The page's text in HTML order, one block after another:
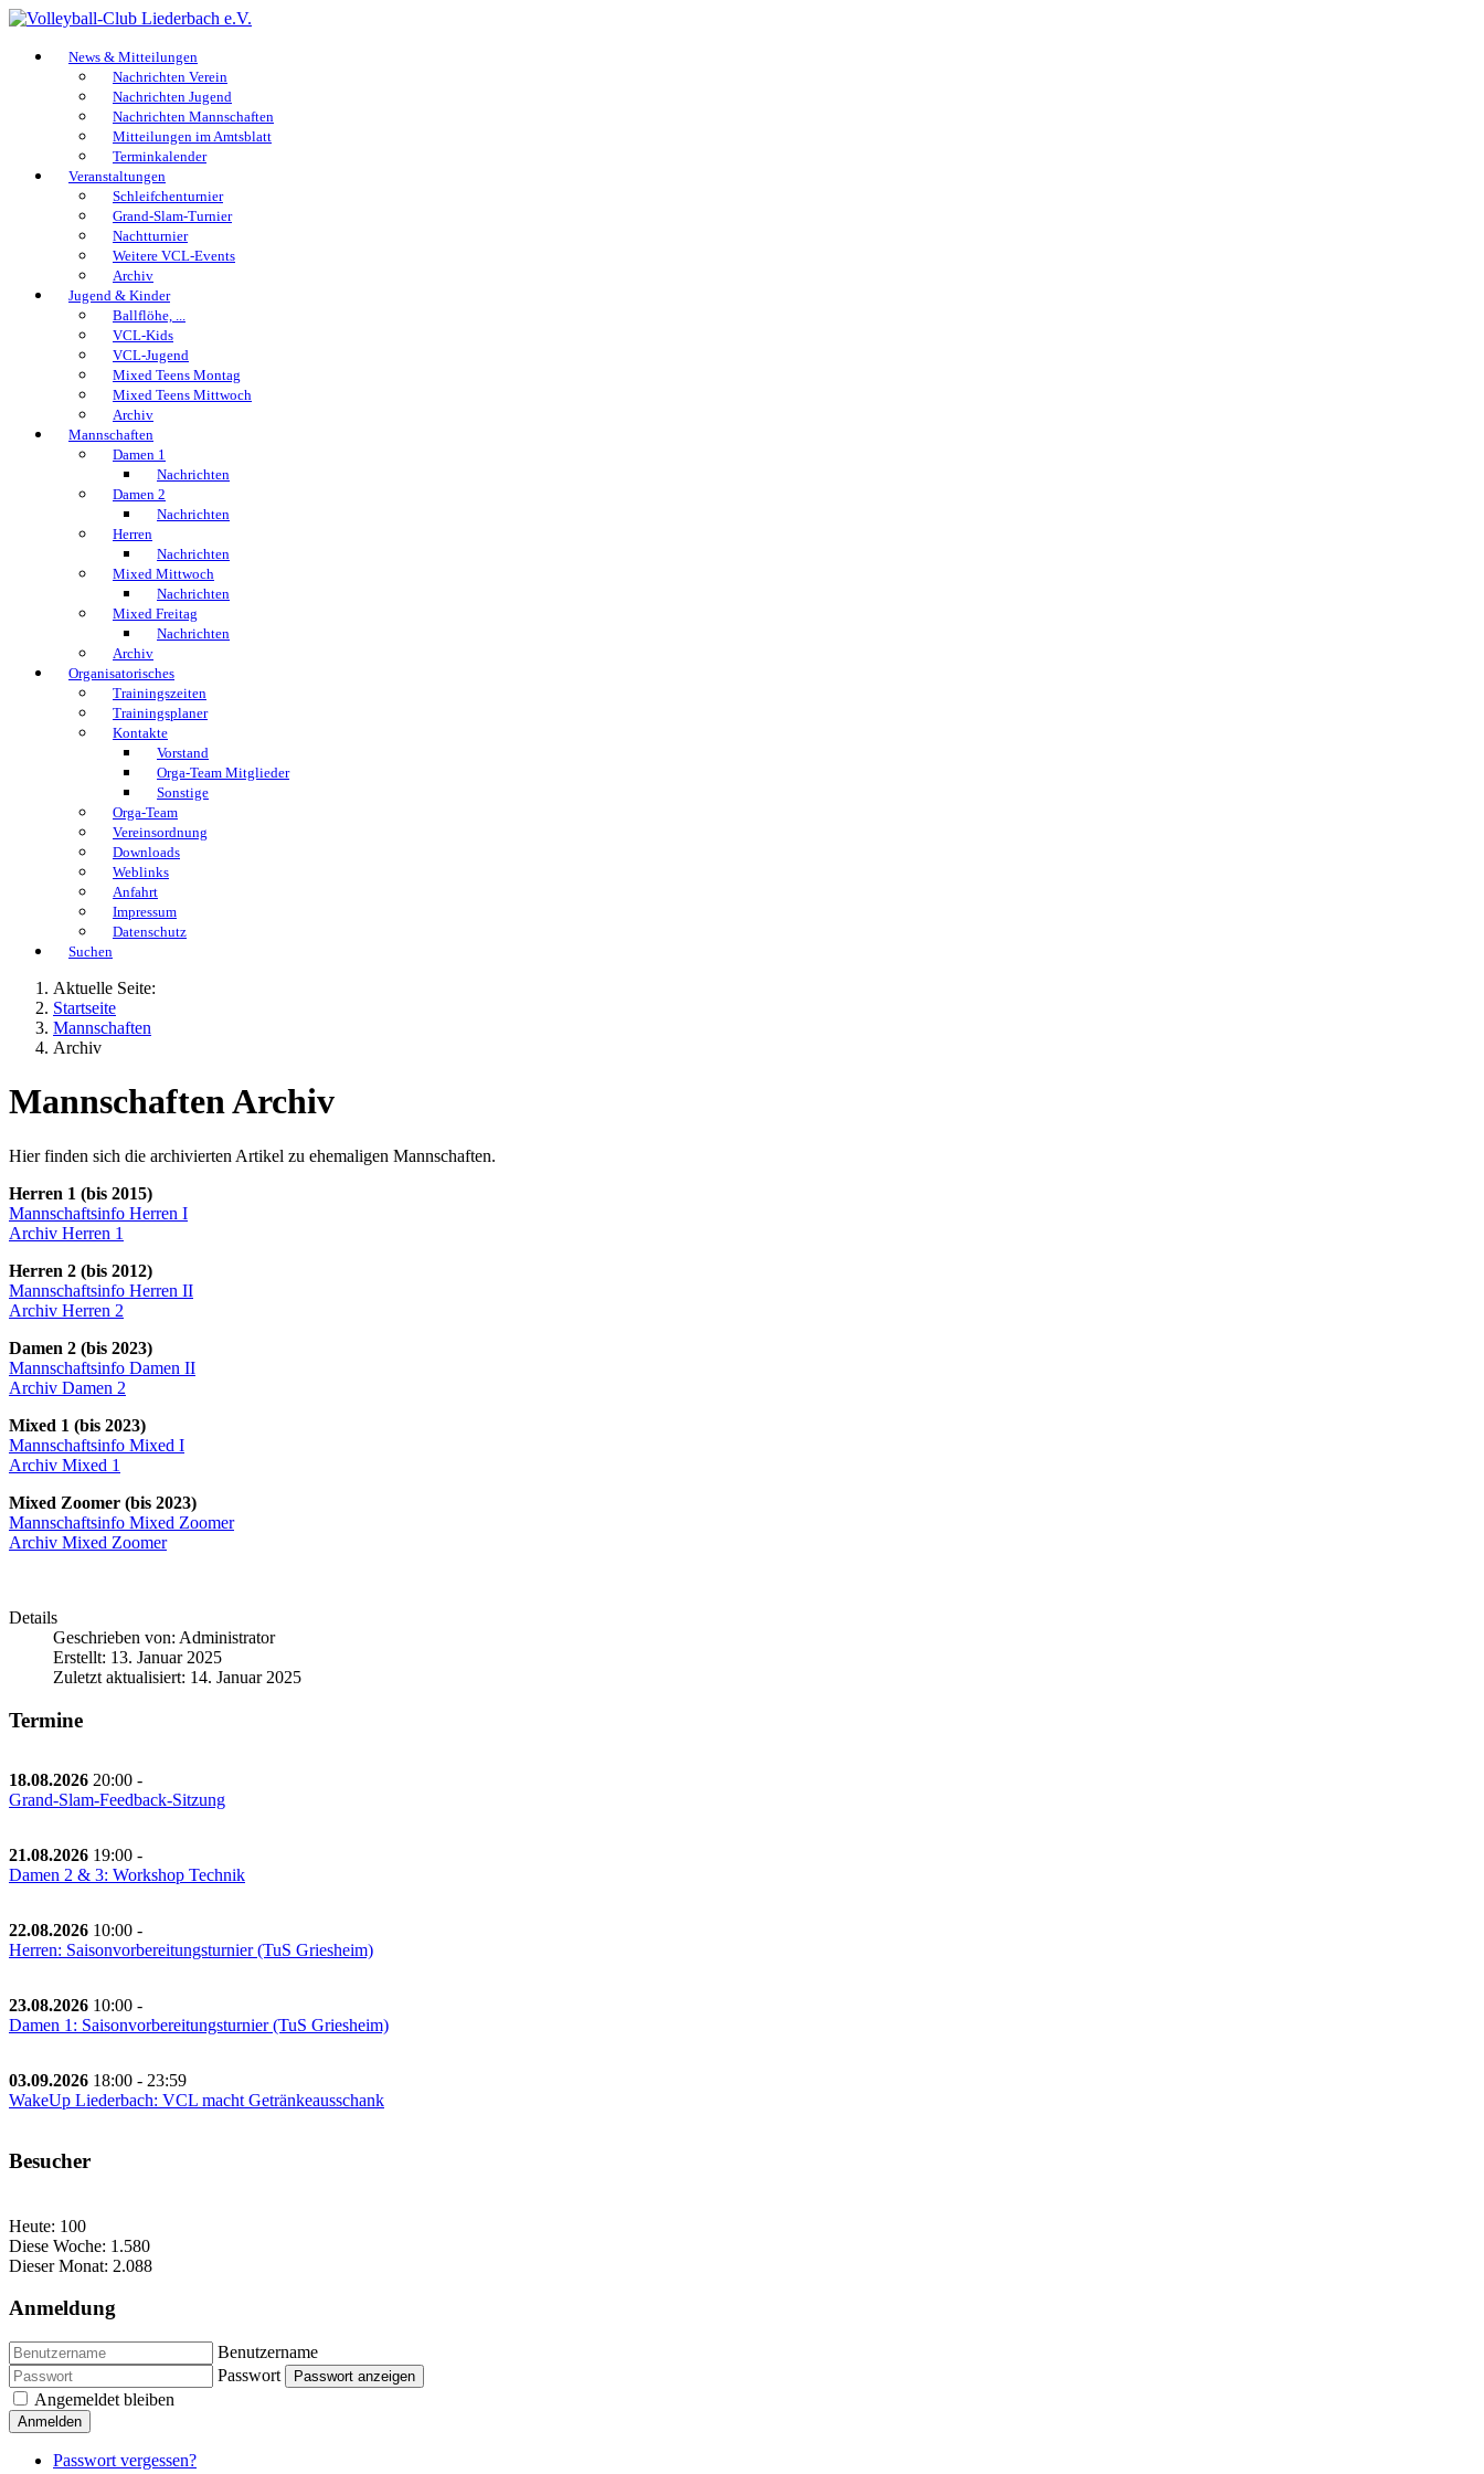
News & Mitteilungen
Nachrichten Verein
Nachrichten Jugend
Nachrichten Mannschaften
Mitteilungen im Amtsblatt
Terminkalender
Veranstaltungen
Schleifchenturnier
Grand-Slam-Turnier
Nachtturnier
Weitere VCL-Events
Archiv
Jugend & Kinder
Ballflöhe, ...
VCL-Kids
VCL-Jugend
Mixed Teens Montag
Mixed Teens Mittwoch
Archiv
Mannschaften
Damen 1
Nachrichten
Damen 2
Nachrichten
Herren
Nachrichten
Mixed Mittwoch
Nachrichten
Mixed Freitag
Nachrichten
Archiv
Organisatorisches
Trainingszeiten
Trainingsplaner
Kontakte
Vorstand
Orga-Team Mitglieder
Sonstige
Orga-Team
Vereinsordnung
Downloads
Weblinks
Anfahrt
Impressum
Datenschutz
Suchen
Aktuelle Seite:
Startseite
Mannschaften
Archiv
Mannschaften Archiv
Hier finden sich die archivierten Artikel zu ehemaligen Mannschaften.
Herren 1 (bis 2015)
Mannschaftsinfo Herren I
Archiv Herren 1
Herren 2 (bis 2012)
Mannschaftsinfo Herren II
Archiv Herren 2
Damen 2 (bis 2023)
Mannschaftsinfo Damen II
Archiv Damen 2
Mixed 1 (bis 2023)
Mannschaftsinfo Mixed I
Archiv Mixed 1
Mixed Zoomer (bis 2023)
Mannschaftsinfo Mixed Zoomer
Archiv Mixed Zoomer
Details
Geschrieben von: Administrator
Erstellt: 13. Januar 2025
Zuletzt aktualisiert: 14. Januar 2025
Termine
18.08.2026 20:00 -
Grand-Slam-Feedback-Sitzung
21.08.2026 19:00 -
Damen 2 & 3: Workshop Technik
22.08.2026 10:00 -
Herren: Saisonvorbereitungsturnier (TuS Griesheim)
23.08.2026 10:00 -
Damen 1: Saisonvorbereitungsturnier (TuS Griesheim)
03.09.2026 18:00 - 23:59
WakeUp Liederbach: VCL macht Getränkeausschank
Besucher
Heute: 100
Diese Woche: 1.580
Dieser Monat: 2.088
Anmeldung
Benutzername
Passwort
Passwort anzeigen
Angemeldet bleiben
Anmelden
Passwort vergessen?